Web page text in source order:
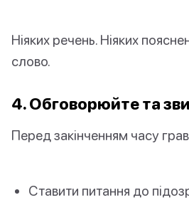
Ніяких речень. Ніяких
слово.
4. Обговорюйте та
Перед закінченням часу
Ставити питання до